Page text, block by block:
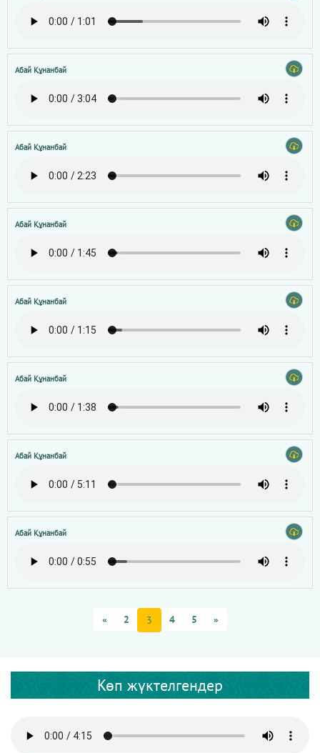
Абай Құнанбай
Абай Құнанбай
Абай Құнанбай
Абай Құнанбай
Абай Құнанбай
Абай Құнанбай
Абай Құнанбай
« 2 3 4 5 »
Көп жүктелгендер